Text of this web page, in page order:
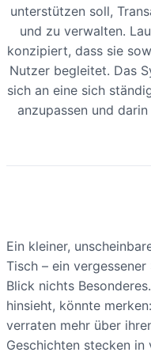
unterstützen soll,
und zu verwalten.
konzipiert, dass sie
Nutzer begleitet. Das
sich an eine sich
anzupassen und
Ein kleiner,
Tisch – ein
Blick nichts
hinsieht, könnte
verraten mehr über
Geschichten stecken